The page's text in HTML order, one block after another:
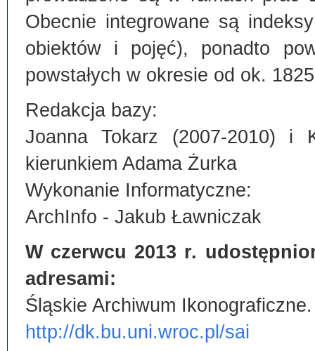
Obecnie integrowane są
obiektów i pojęć), ponadto
powstałych w okresie od ok.
Redakcja bazy:
Joanna Tokarz (2007-2010) i
kierunkiem Adama Żurka
Wykonanie Informatyczne:
ArchInfo - Jakub Ławniczak
W czerwcu 2013 r.
adresami:
Śląskie Archiwum Ikonograficzne.
http://dk.bu.uni.wroc.pl/sai